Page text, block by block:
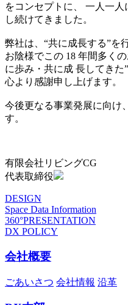
をコンセプトに、 一人一
し続けてきました。
弊社は、“共に成長する”を
お陰様でこの 18 年間多く
に歩み・共に成 長してきた
心より感謝申し上げます。
今後更なる事業発展に向け
す。
有限会社リビングCG
代表取締役
DESIGN
Space Data Information
360°PRESENTATION
DX POLICY
会社概要
ごあいさつ 会社情報 沿革